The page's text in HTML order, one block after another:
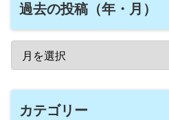
過去の投稿（年・月）
カテゴリー